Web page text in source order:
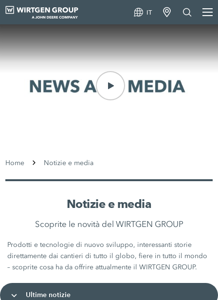
IT
Home Notizie e media
Notizie e media
Scoprite le novità del WIRTGEN GROUP
Prodotti e tecnologie di nuovo sviluppo, interessanti storie
direttamente dai cantieri di tutto il globo, fiere in tutto il mondo
– scoprite cosa ha da offrire attualmente il WIRTGEN GROUP.
Ultime notizie